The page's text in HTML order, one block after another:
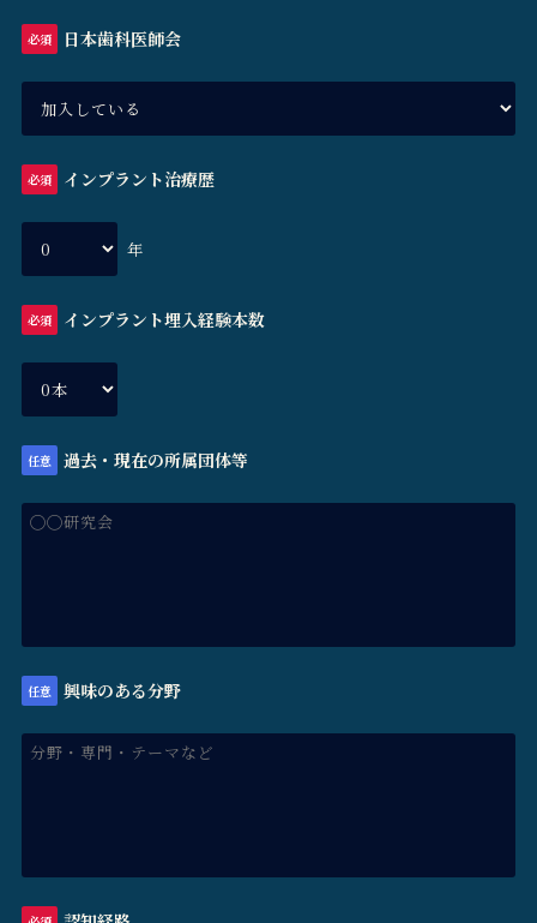
必須 日本歯科医師会
必須 インプラント治療歴
年
必須 インプラント埋入経験本数
任意 過去・現在の所属団体等
任意 興味のある分野